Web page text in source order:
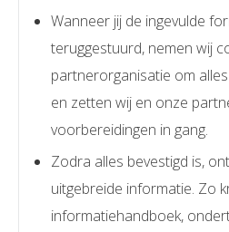
Wanneer jij de ingevulde
teruggestuurd, nemen wij
partnerorganisatie om
en zetten wij en onze
voorbereidingen in gang.
Zodra alles bevestigd is,
uitgebreide informatie. Zo
informatiehandboek,